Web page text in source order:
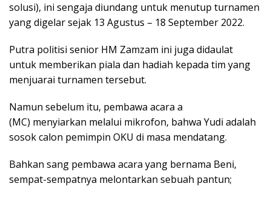
solusi), ini sengaja diundang untuk menutup turnamen
yang digelar sejak 13 Agustus – 18 September 2022.
Putra politisi senior HM Zamzam ini juga didaulat
untuk memberikan piala dan hadiah kepada tim yang
menjuarai turnamen tersebut.
Namun sebelum itu, pembawa acara a
(MC) menyiarkan melalui mikrofon, bahwa Yudi adalah
sosok calon pemimpin OKU di masa mendatang.
Bahkan sang pembawa acara yang bernama Beni,
sempat-sempatnya melontarkan sebuah pantun;